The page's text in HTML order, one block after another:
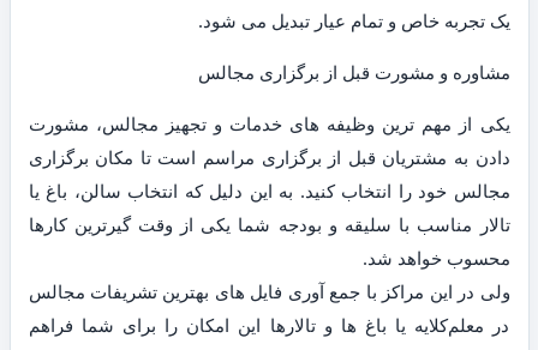
یک تجربه خاص و تمام عیار تبدیل می شود.
مشاوره و مشورت قبل از برگزاری مجالس
یکی از مهم ترین وظیفه های خدمات و تجهیز مجالس، مشورت
دادن به مشتریان قبل از برگزاری مراسم است تا مکان برگزاری
مجالس خود را انتخاب کنید. به این دلیل که انتخاب سالن، باغ یا
تالار مناسب با سلیقه و بودجه شما یکی از وقت گیرترین کارها
محسوب خواهد شد.
ولی در این مراکز با جمع آوری فایل های بهترین تشریفات مجالس
در معلم‌کلایه یا باغ ها و تالارها این امکان را برای شما فراهم